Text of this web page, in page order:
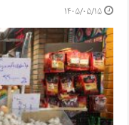
۱۴۰۵/۰۵/۱۵